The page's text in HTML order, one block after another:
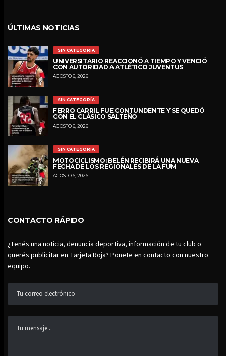
ÚLTIMAS NOTICIAS
SIN CATEGORÍA
UNIVERSITARIO REACCIONÓ A TIEMPO Y VENCIÓ
CON AUTORIDAD A ATLÉTICO JUVENTUS
AGOSTO 6, 2026
SIN CATEGORÍA
FERRO CARRIL FUE CONTUNDENTE Y SE QUEDÓ
CON EL CLÁSICO SALTEÑO
AGOSTO 6, 2026
SIN CATEGORÍA
MOTOCICLISMO: BELÉN RECIBIRÁ UNA NUEVA
FECHA DE LOS REGIONALES DE LA FUM
AGOSTO 6, 2026
CONTACTO RÁPIDO
¿Tenés una noticia, denuncia deportiva, información de tu club o
querés publicitar en Tarjeta Roja? Ponete en contacto con nuestro
equipo.